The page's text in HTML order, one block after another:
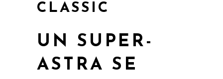
CLASSIC
UN SUPER-
ASTRA SE